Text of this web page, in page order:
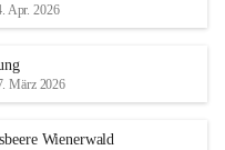
Apr. 2026
März 2026
Wienerwald